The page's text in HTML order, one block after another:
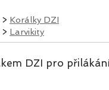
> Korálky DZI
> Larvikity
DZI pro